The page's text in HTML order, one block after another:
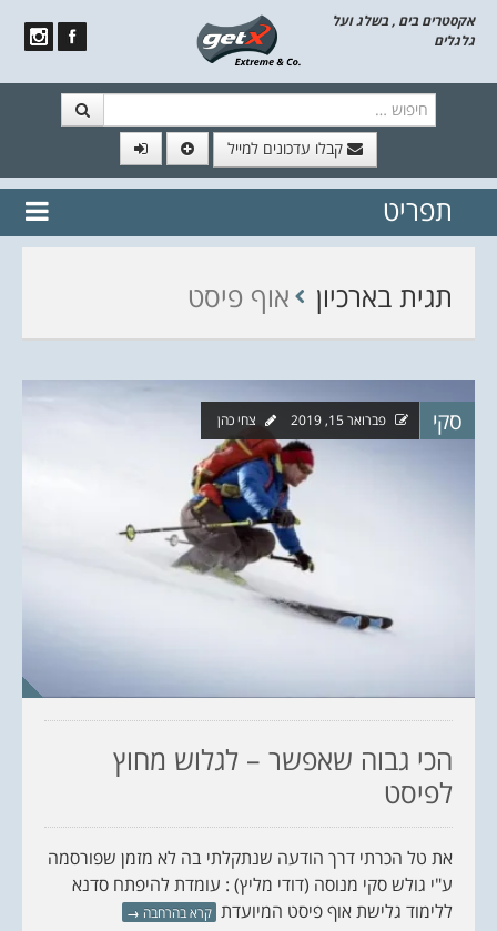
אקסטרים בים , בשלג ועל
גלגלים
קבלו עדכונים למייל
// הצטרף לרשימת תפוצה!
נשמח
לשלוח לך עדכונים חמים מהאתר
תפריט
דלג לתוכן
תגית בארכיון אוף פיסט
סקי פברואר 15, 2019 צחי כהן
הכי גבוה שאפשר – לגלוש מחוץ
לפיסט
את טל הכרתי דרך הודעה שנתקלתי בה לא מזמן שפורסמה
ע"י גולש סקי מנוסה (דודי מליץ) : עומדת להיפתח סדנא
ללימוד גלישת אוף פיסט המיועדת קרא בהרחבה →